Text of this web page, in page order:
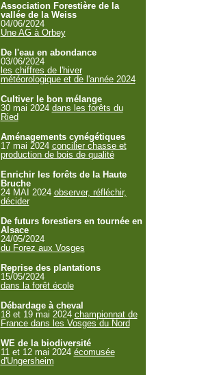
Association Forestière de la
vallée de la Weiss
04/06/2024
Une AG à Orbey
De l'eau en abondance
03/06/2024
les chiffres de l'hiver
météorologique et de l'année 2024
Cultiver le bon mélange
30 mai 2024 dans les forêts du
Ried
Aménagements cynégétiques
17 mai 2024 concilier chasse et
production de bois de qualité
Enrichir les forêts de la Haute
Bruche
24 MAI 2024 observer, réfléchir,
décider
De futurs forestiers en tournée en
Alsace
24/05/2024
du Forez aux Vosges
Reprise des plantations
15/05/2024
dans la forêt école
Débardage à cheval
18 et 19 mai 2024 championnat de
France dans les Vosges du Nord
WE de la biodiversité
11 et 12 mai 2024 écomusée
d'Ungersheim